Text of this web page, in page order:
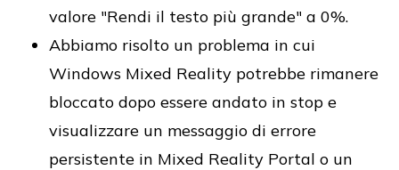
valore "Rendi il testo più grande" a 0%.
Abbiamo risolto un problema in cui
Windows Mixed Reality potrebbe rimanere
bloccato dopo essere andato in stop e
visualizzare un messaggio di errore
persistente in Mixed Reality Portal o un